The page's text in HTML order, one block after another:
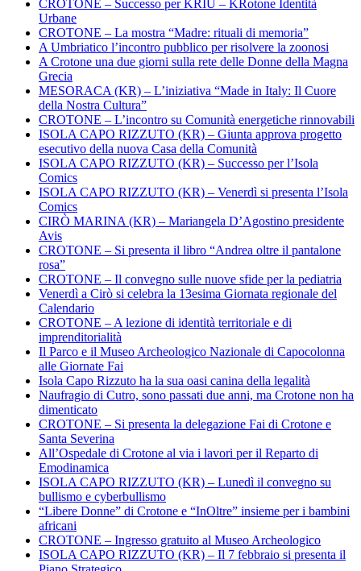
CROTONE – Successo per KRIU – KRotone Identità
Urbane
CROTONE – La mostra “Madre: rituali di memoria”
A Umbriatico l’incontro pubblico per risolvere la zoonosi
A Crotone una due giorni sulla rete delle Donne della Magna
Grecia
MESORACA (KR) – L’iniziativa “Made in Italy: Il Cuore
della Nostra Cultura”
CROTONE – L’incontro su Comunità energetiche rinnovabili
ISOLA CAPO RIZZUTO (KR) – Giunta approva progetto
esecutivo della nuova Casa della Comunità
ISOLA CAPO RIZZUTO (KR) – Successo per l’Isola
Comics
ISOLA CAPO RIZZUTO (KR) – Venerdì si presenta l’Isola
Comics
CIRÒ MARINA (KR) – Mariangela D’Agostino presidente
Avis
CROTONE – Si presenta il libro “Andrea oltre il pantalone
rosa”
CROTONE – Il convegno sulle nuove sfide per la pediatria
Venerdì a Cirò si celebra la 13esima Giornata regionale del
Calendario
CROTONE – A lezione di identità territoriale e di
imprenditorialità
Il Parco e il Museo Archeologico Nazionale di Capocolonna
alle Giornate Fai
Isola Capo Rizzuto ha la sua oasi canina della legalità
Naufragio di Cutro, sono passati due anni, ma Crotone non ha
dimenticato
CROTONE – Si presenta la delegazione Fai di Crotone e
Santa Severina
All’Ospedale di Crotone al via i lavori per il Reparto di
Emodinamica
ISOLA CAPO RIZZUTO (KR) – Lunedì il convegno su
bullismo e cyberbullismo
“Libere Donne” di Crotone e “InOltre” insieme per i bambini
africani
CROTONE – Ingresso gratuito al Museo Archeologico
ISOLA CAPO RIZZUTO (KR) – Il 7 febbraio si presenta il